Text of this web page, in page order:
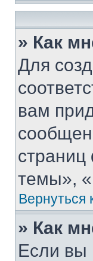
» Как
Для
вам
темы»,
Вернуться
» Как
Если вы